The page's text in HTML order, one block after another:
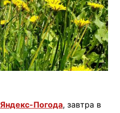
Яндекс-Погода, завтра в